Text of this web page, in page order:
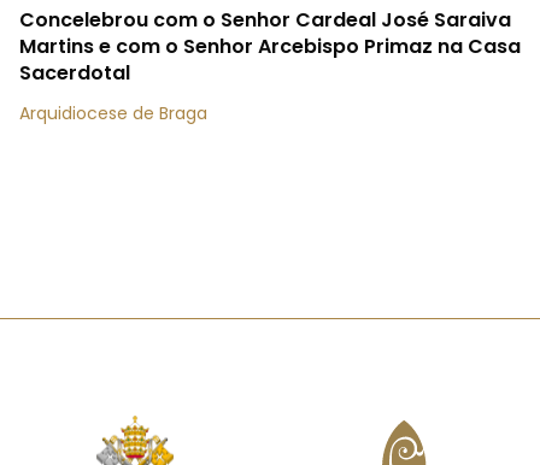
Concelebrou com o Senhor Cardeal José Saraiva
Martins e com o Senhor Arcebispo Primaz na Casa
Sacerdotal
Arquidiocese de Braga